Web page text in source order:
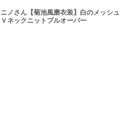
ニノさん【菊池風磨衣装】白のメッシュ
Ｖネックニットプルオーバー